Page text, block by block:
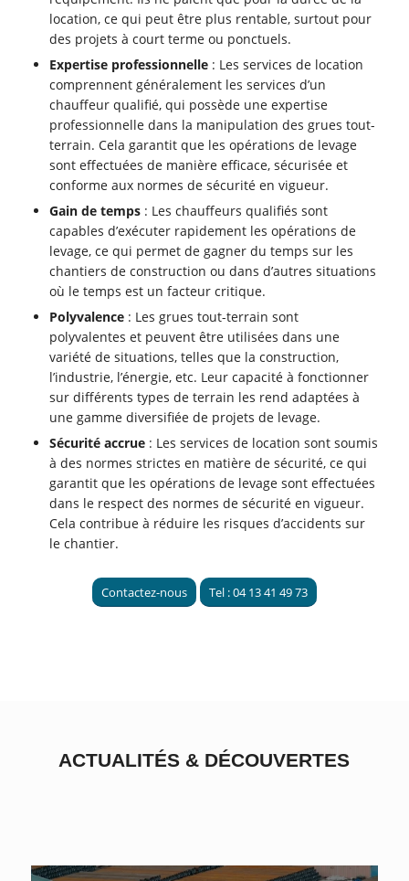
location, ce qui peut être plus rentable, surtout pour
des projets à court terme ou ponctuels.
Expertise professionnelle : Les services de location
comprennent généralement les services d’un
chauffeur qualifié, qui possède une expertise
professionnelle dans la manipulation des grues tout-
terrain. Cela garantit que les opérations de levage
sont effectuées de manière efficace, sécurisée et
conforme aux normes de sécurité en vigueur.
Gain de temps : Les chauffeurs qualifiés sont
capables d’exécuter rapidement les opérations de
levage, ce qui permet de gagner du temps sur les
chantiers de construction ou dans d’autres situations
où le temps est un facteur critique.
Polyvalence : Les grues tout-terrain sont
polyvalentes et peuvent être utilisées dans une
variété de situations, telles que la construction,
l’industrie, l’énergie, etc. Leur capacité à fonctionner
sur différents types de terrain les rend adaptées à
une gamme diversifiée de projets de levage.
Sécurité accrue : Les services de location sont soumis
à des normes strictes en matière de sécurité, ce qui
garantit que les opérations de levage sont effectuées
dans le respect des normes de sécurité en vigueur.
Cela contribue à réduire les risques d’accidents sur
le chantier.
Contactez-nous Tel : 04 13 41 49 73
ACTUALITÉS & DÉCOUVERTES